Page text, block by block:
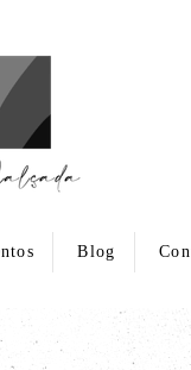
Blog